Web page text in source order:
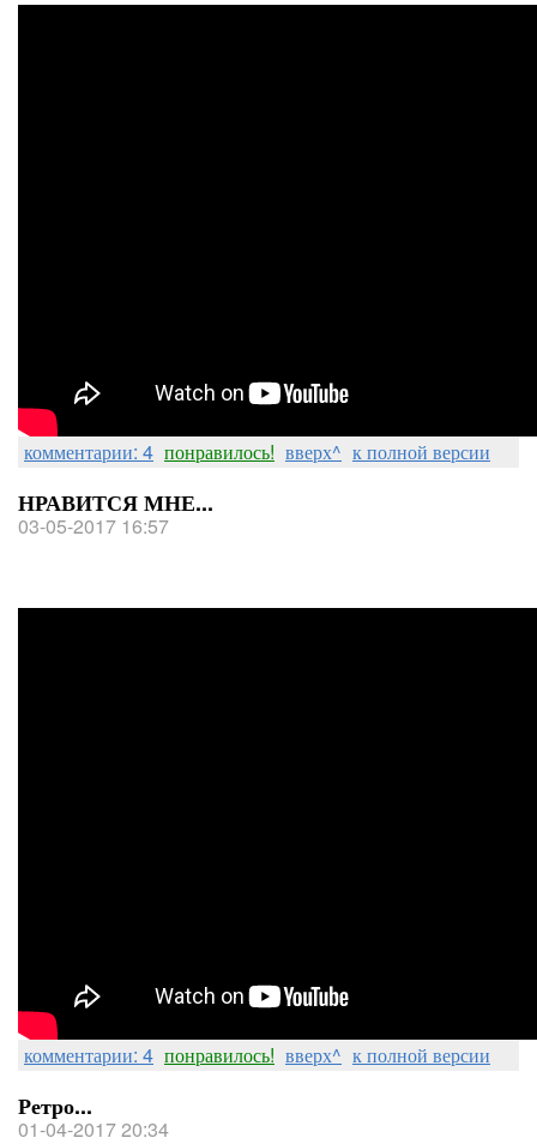
комментарии: 4 понравилось! вверх^ к полной версии
НРАВИТСЯ МНЕ...
03-05-2017 16:57
комментарии: 4 понравилось! вверх^ к полной версии
Ретро...
01-04-2017 20:34